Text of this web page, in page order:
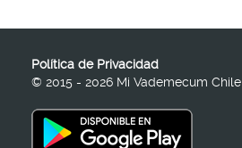
Política de Privacidad
© 2015 - 2026 Mi Vademecum Chile